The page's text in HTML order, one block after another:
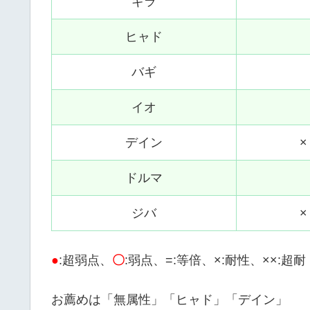
ヒャド
バギ
イオ
デイン ×
ドルマ
ジバ ×
●:超弱点、 〇:弱点、=:等倍、×:耐性、××:超耐
お薦めは「無属性」「ヒャド」「デイン」